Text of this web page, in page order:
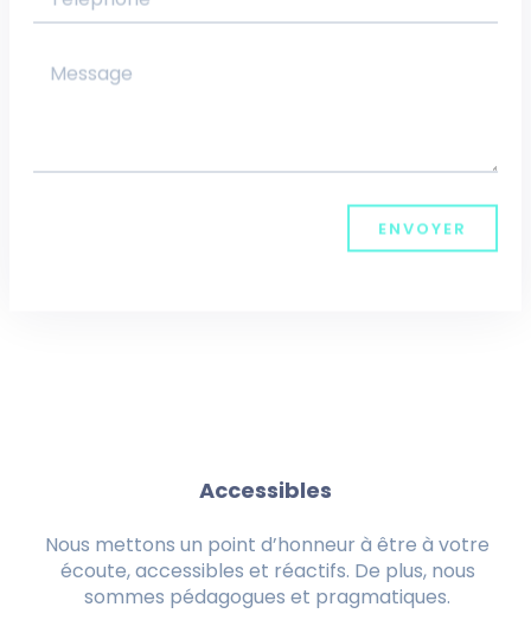
ENVOYER
Accessibles
Nous mettons un point d’honneur à être à votre
écoute, accessibles et réactifs. De plus, nous
sommes pédagogues et pragmatiques.